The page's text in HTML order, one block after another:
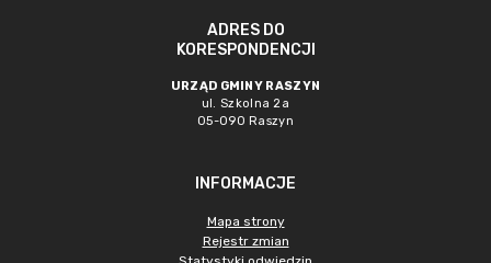
ADRES DO
KORESPONDENCJI
URZĄD GMINY RASZYN
ul. Szkolna 2a
05-090 Raszyn
INFORMACJE
Mapa strony
Rejestr zmian